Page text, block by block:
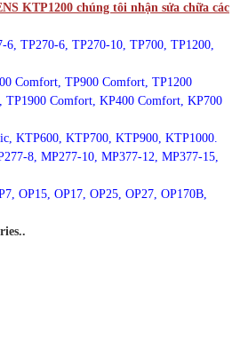
KTP1200 chúng tôi nhận sửa chữa các
6, TP270-6, TP270-10, TP700, TP1200,
Comfort, TP900 Comfort, TP1200
TP1900 Comfort, KP400 Comfort, KP700
KTP600, KTP700, KTP900, KTP1000.
8, MP277-10, MP377-12, MP377-15,
OP15, OP17, OP25, OP27, OP170B,